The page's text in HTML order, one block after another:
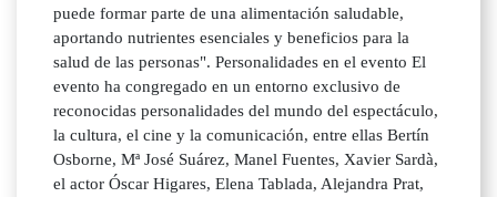
puede formar parte de una alimentación saludable,
aportando nutrientes esenciales y beneficios para la
salud de las personas". Personalidades en el evento El
evento ha congregado en un entorno exclusivo de
reconocidas personalidades del mundo del espectáculo,
la cultura, el cine y la comunicación, entre ellas Bertín
Osborne, Mª José Suárez, Manel Fuentes, Xavier Sardà,
el actor Óscar Higares, Elena Tablada, Alejandra Prat,